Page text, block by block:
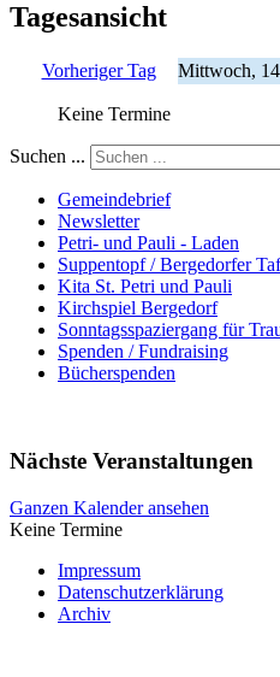
Tagesansicht
Vorheriger Tag Mittwoch,
Keine Termine
Suchen ...
Gemeindebrief
Newsletter
Petri- und Pauli - Laden
Suppentopf / Bergedorfer
Kita St. Petri und Pauli
Kirchspiel Bergedorf
Sonntagsspaziergang für
Spenden / Fundraising
Bücherspenden
Nächste Veranstaltungen
Ganzen Kalender ansehen
Keine Termine
Impressum
Datenschutzerklärung
Archiv